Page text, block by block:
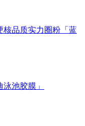
核品质实力圈粉「蓝
池胶膜」